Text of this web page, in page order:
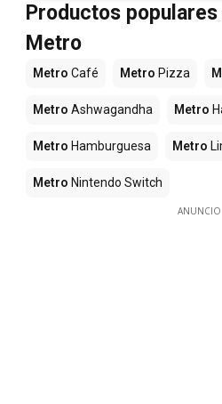
Productos
Metro
Metro Café Metro Pizza
Metro Ashwagandha Metro
Metro Hamburguesa Metro
Metro Nintendo Switch
ANUNCIO